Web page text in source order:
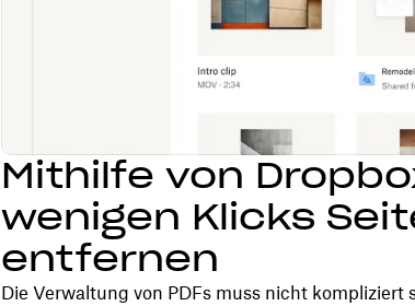
Mithilfe von
wenigen Klicks
entfernen
Die Verwaltung von PDFs muss nicht kompliziert